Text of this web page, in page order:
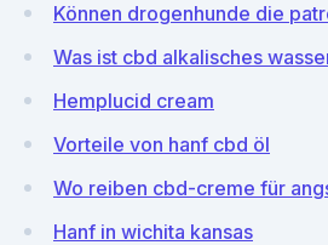
Können drogenhunde die
Was ist cbd alkalisches
Hemplucid cream
Vorteile von hanf cbd öl
Wo reiben cbd-creme für
Hanf in wichita kansas